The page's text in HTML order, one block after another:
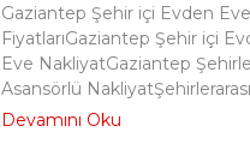
Gaziantep Şehir içi Evden
FiyatlarıGaziantep Şehir içi
Eve NakliyatGaziantep
Asansörlü
Devamını Oku